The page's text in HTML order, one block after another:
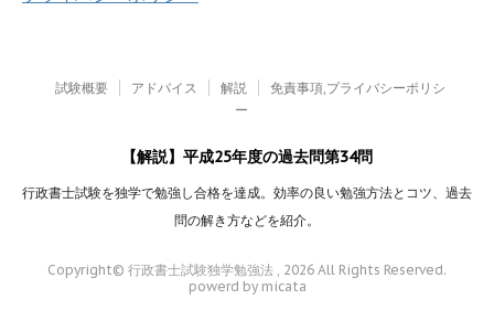
試験概要 アドバイス 解説
免責事項,プライバシーポリシ
ー
【解説】平成25年度の過去問第34問
行政書士試験を独学で勉強し合格を達成。効率の良い勉強方法とコツ、過去
問の解き方などを紹介。
Copyright© 行政書士試験独学勉強法 , 2026 All Rights Reserved.
powerd by micata